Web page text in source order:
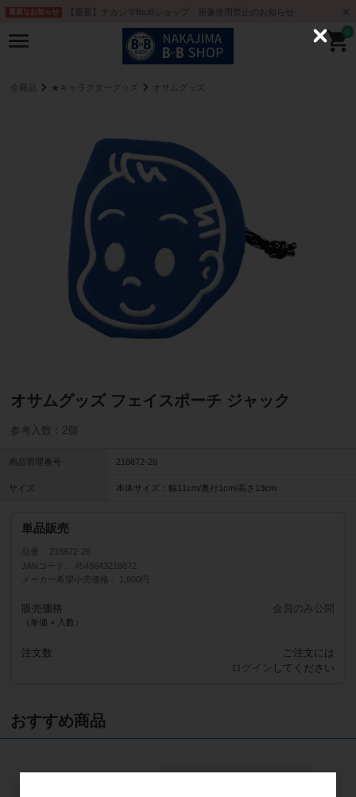
重要なお知らせ 【重要】ナカジマBtoBショップ 画像使用禁止のお知らせ
0
全商品 ★キャラクターグッズ オサムグッズ
オサムグッズ フェイスポーチ ジャック
参考入数：2個
商品管理番号 218872-26
サイズ 本体サイズ：幅11cm/奥行1cm/高さ13cm
単品販売
品番
218872-26
JANコード
4548643218872
メーカー希望小売価格
1,800円
販売価格
（単価 × 入数）
会員のみ公開
注文数
ご注文には
ログイン してください
おすすめ商品
C